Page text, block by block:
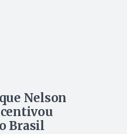
Nelson
Brasil